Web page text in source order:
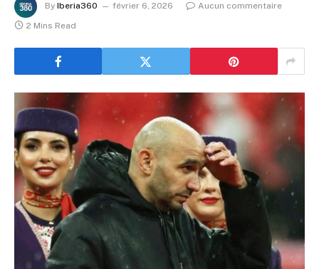
By Iberia360 février 6, 2026
Aucun commentaire
2 Mins Read